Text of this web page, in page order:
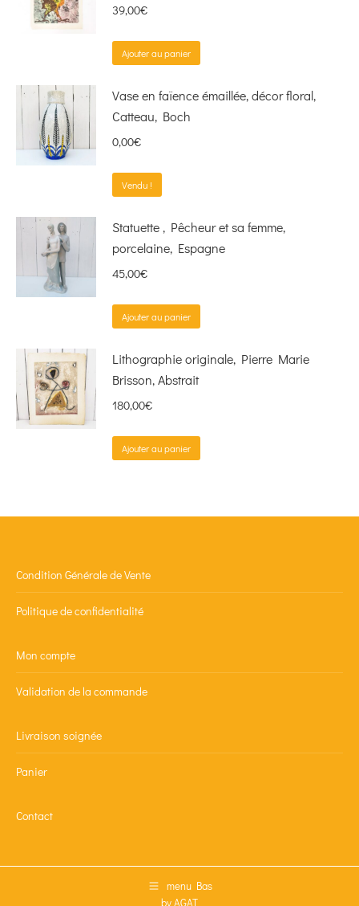
39,00€
Ajouter au panier
Vase en faïence émaillée, décor floral,
Catteau, Boch
0,00€
Vendu !
Statuette , Pêcheur et sa femme,
porcelaine, Espagne
45,00€
Ajouter au panier
Lithographie originale, Pierre Marie
Brisson, Abstrait
180,00€
Ajouter au panier
Condition Générale de Vente
Politique de confidentialité
Mon compte
Validation de la commande
Livraison soignée
Panier
Contact
menu Bas
by AGAT